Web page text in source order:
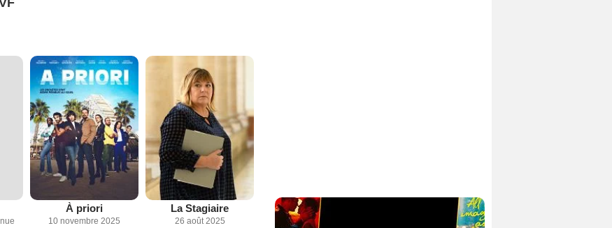
À priori
10 novembre 2025
La Stagiaire
26 août 2025